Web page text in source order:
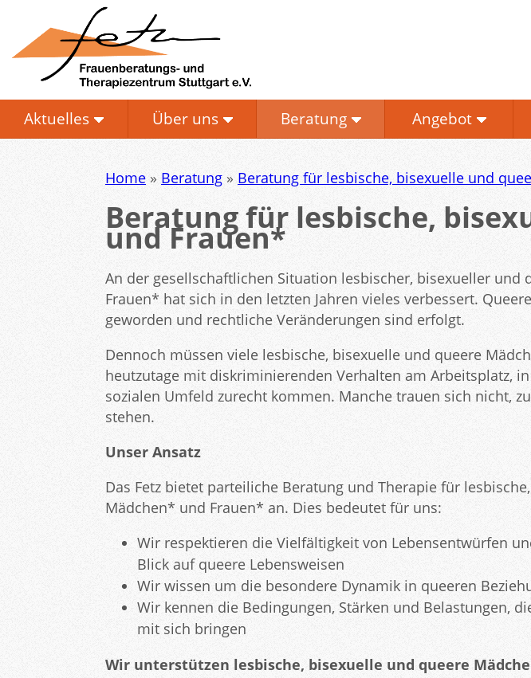
Aktuelles Über uns Beratung Angebot
Home » Beratung » Beratung für lesbische, bisexuelle und
Beratung für lesbische,
und Frauen*
An der gesellschaftlichen Situation lesbischer, bisexueller und
Frauen* hat sich in den letzten Jahren vieles verbessert.
geworden und rechtliche Veränderungen sind erfolgt.
Dennoch müssen viele lesbische, bisexuelle und queere
heutzutage mit diskriminierenden Verhalten am Arbeitsplatz,
sozialen Umfeld zurecht kommen. Manche trauen sich nicht,
stehen.
Unser Ansatz
Das Fetz bietet parteiliche Beratung und Therapie für
Mädchen* und Frauen* an. Dies bedeutet für uns:
Wir respektieren die Vielfältigkeit von Lebensentwürfen
Blick auf queere Lebensweisen
Wir wissen um die besondere Dynamik in queeren
Wir kennen die Bedingungen, Stärken und Belastungen,
mit sich bringen
Wir unterstützen lesbische, bisexuelle und queere